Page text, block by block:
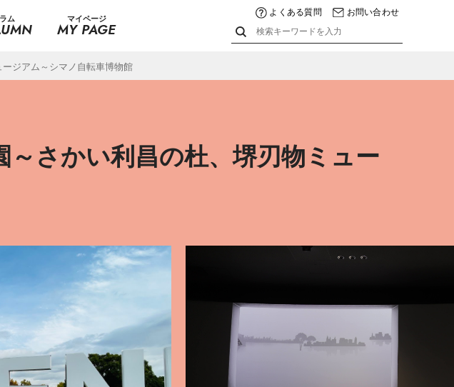
ム マイページ
MY PAGE
よくある質問 お問い合わせ
ジアム～シマノ自転車博物館
さかい利昌の杜、堺刃物ミュー